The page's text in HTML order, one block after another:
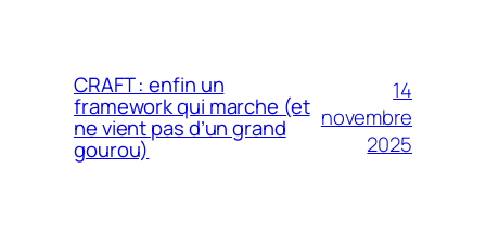
CRAFT : enfin un
framework qui marche (et
ne vient pas d’un grand
gourou)
14
novembre
2025